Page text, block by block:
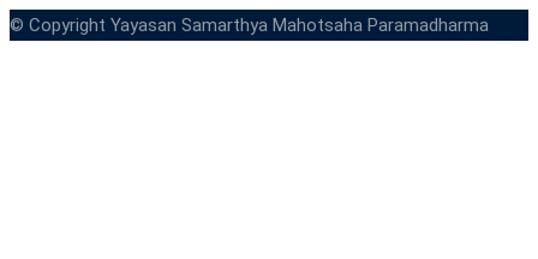
© Copyright Yayasan Samarthya Mahotsaha Paramadharma